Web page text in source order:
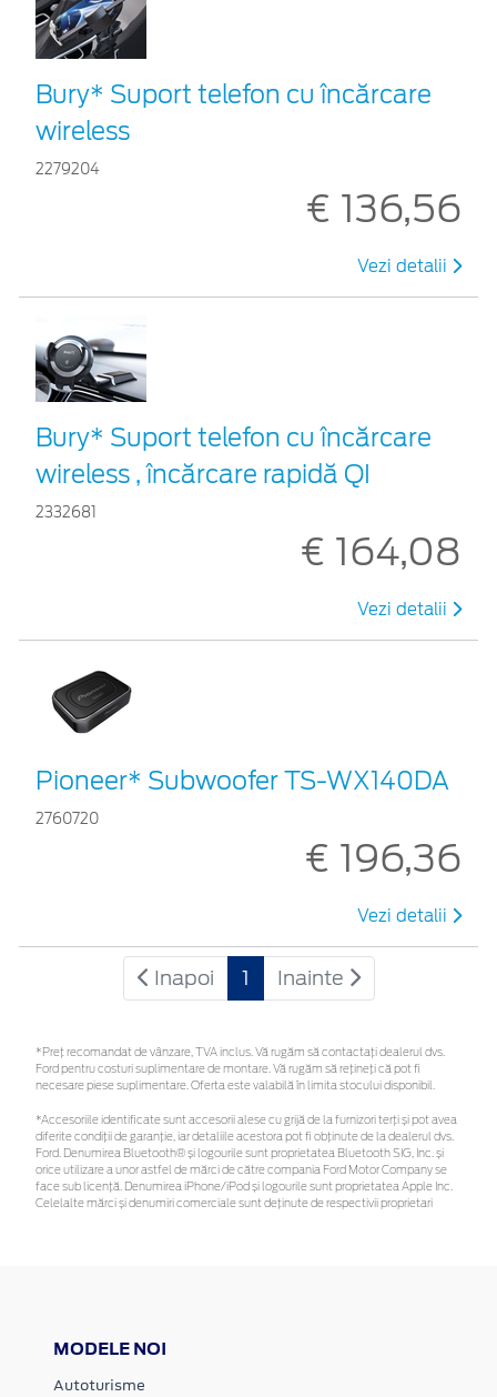
Bury* Suport telefon cu încărcare
wireless
2279204
€ 136,56
Vezi detalii
Bury* Suport telefon cu încărcare
wireless , încărcare rapidă QI
2332681
€ 164,08
Vezi detalii
Pioneer* Subwoofer TS-WX140DA
2760720
€ 196,36
Vezi detalii
Inapoi 1 Inainte
*Preţ recomandat de vânzare, TVA inclus. Vă rugăm să contactaţi dealerul dvs.
Ford pentru costuri suplimentare de montare. Vă rugăm să rețineți că pot fi
necesare piese suplimentare. Oferta este valabilă în limita stocului disponibil.
*Accesoriile identificate sunt accesorii alese cu grijă de la furnizori terți și pot avea
diferite condiții de garanție, iar detaliile acestora pot fi obținute de la dealerul dvs.
Ford. Denumirea Bluetooth® și logourile sunt proprietatea Bluetooth SIG, Inc. și
orice utilizare a unor astfel de mărci de către compania Ford Motor Company se
face sub licență. Denumirea iPhone/iPod și logourile sunt proprietatea Apple Inc.
Celelalte mărci și denumiri comerciale sunt deținute de respectivii proprietari
MODELE NOI
Autoturisme